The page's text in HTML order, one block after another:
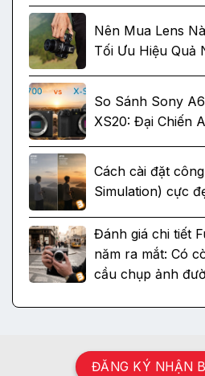
Nên Mua Lens
Tối Ưu Hiệu Quả
So Sánh Sony
XS20: Đại Chiến
Cách cài đặt
Simulation) cực
Đánh giá chi tiết
năm ra mắt: Có
cầu chụp ảnh
ĐĂNG KÝ NHẬN